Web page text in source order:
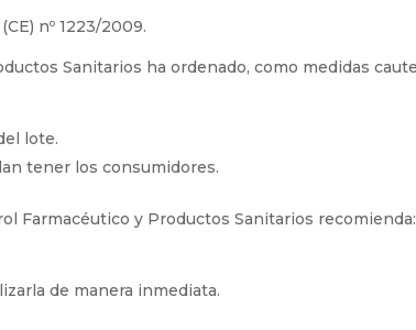
nº 1223/2009.
Sanitarios ha ordenado, como medidas
lote.
tener los consumidores.
Farmacéutico y Productos Sanitarios recomienda:
de manera inmediata.